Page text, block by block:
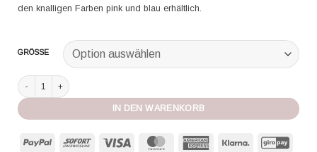
den knalligen Farben pink und blau erhältlich.
GRÖSSE
Aubade String Parenthese Tropicale electric blue Menge
IN DEN WARENKORB
PayPal Sofort MasterCard American
Klarna